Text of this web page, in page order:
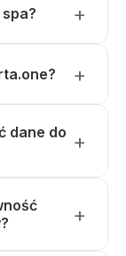
dane do